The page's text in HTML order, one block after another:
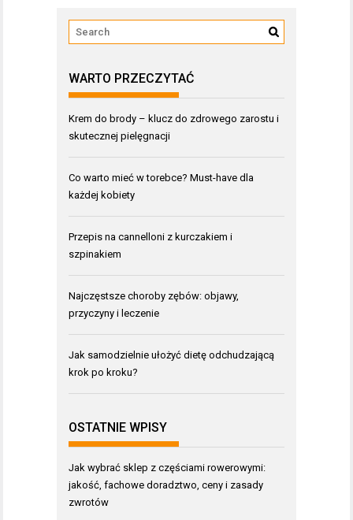
WARTO PRZECZYTAĆ
Krem do brody – klucz do zdrowego zarostu i
skutecznej pielęgnacji
Co warto mieć w torebce? Must-have dla
każdej kobiety
Przepis na cannelloni z kurczakiem i
szpinakiem
Najczęstsze choroby zębów: objawy,
przyczyny i leczenie
Jak samodzielnie ułożyć dietę odchudzającą
krok po kroku?
OSTATNIE WPISY
Jak wybrać sklep z częściami rowerowymi:
jakość, fachowe doradztwo, ceny i zasady
zwrotów